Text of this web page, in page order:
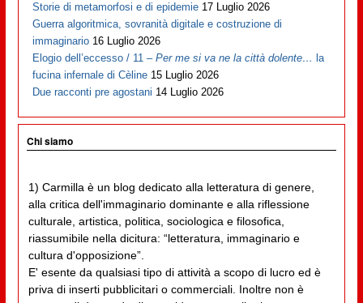
Storie di metamorfosi e di epidemie 17 Luglio 2026
Guerra algoritmica, sovranità digitale e costruzione di
immaginario 16 Luglio 2026
Elogio dell’eccesso / 11 –Per me si va ne la città dolente… la
fucina infernale di Cèline 15 Luglio 2026
Due racconti pre agostani 14 Luglio 2026
Chi siamo
1) Carmilla è un blog dedicato alla letteratura di genere,
alla critica dell'immaginario dominante e alla riflessione
culturale, artistica, politica, sociologica e filosofica,
riassumibile nella dicitura: “letteratura, immaginario e
cultura d'opposizione”.
E' esente da qualsiasi tipo di attività a scopo di lucro ed è
priva di inserti pubblicitari o commerciali. Inoltre non è